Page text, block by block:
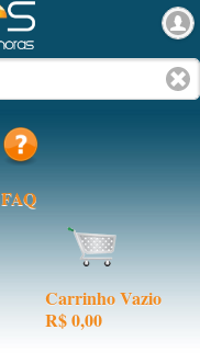
FAQ
Carrinho Vazio
R$ 0,00